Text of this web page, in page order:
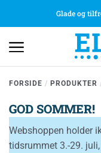
Glade og
FORSIDE / PRODUKTER
GOD SOMMER!
Webshoppen holder
tidsrummet 3.-29.